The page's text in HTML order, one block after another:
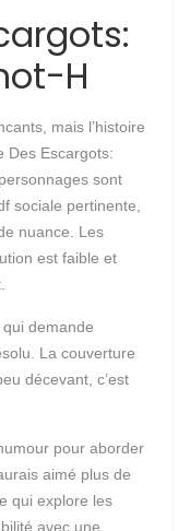
H
mais l’histoire
Des Escargots:
sont
sociale pertinente,
nuance. Les
est faible et
demande
La couverture
décevant, c’est
pour aborder
aimé plus de
qui explore les
avec une